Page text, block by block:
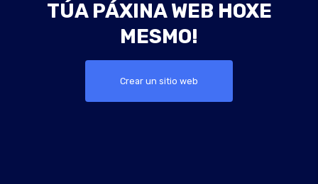
TÚA PÁXINA WEB HOXE
MESMO!
Crear un sitio web